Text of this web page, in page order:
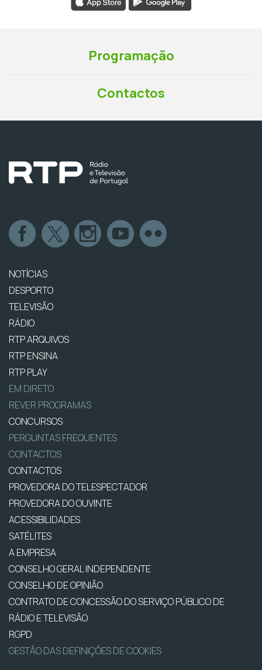
Programação
Contactos
NOTÍCIAS
DESPORTO
TELEVISÃO
RÁDIO
RTP ARQUIVOS
RTP ENSINA
RTP PLAY
EM DIRETO
REVER PROGRAMAS
CONCURSOS
PERGUNTAS FREQUENTES
CONTACTOS
CONTACTOS
PROVEDORA DO TELESPECTADOR
PROVEDORA DO OUVINTE
ACESSIBILIDADES
SATÉLITES
A EMPRESA
CONSELHO GERAL INDEPENDENTE
CONSELHO DE OPINIÃO
CONTRATO DE CONCESSÃO DO SERVIÇO PÚBLICO DE
RÁDIO E TELEVISÃO
RGPD
GESTÃO DAS DEFINIÇÕES DE COOKIES